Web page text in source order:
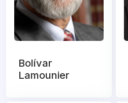
Bolívar
Lamounier